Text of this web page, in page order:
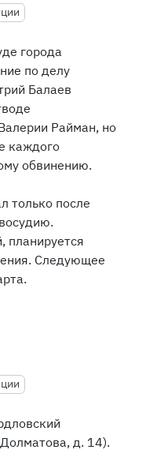
города
по делу
Балаев
Райман, но
каждого
обвинению.
только после
планируется
Следующее
д. 14).